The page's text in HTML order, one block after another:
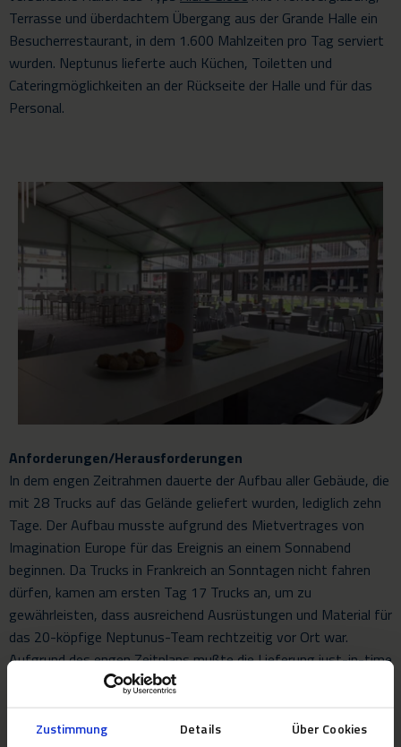
Zustimmung Details Über Cookies
Terrasse und überdachtem Übergang aus der Grande Halle ein
Besucherrestaurant, in dem 1.600 Mahlzeiten pro Tag serviert
wurden. Neptunus lieferte auch Küchen, Toiletten und
Cateringmöglichkeiten an der Rückseite der Halle und für das
Personal.
Anforderungen/Herausforderungen
In dem engen Zeitrahmen dauerte der Aufbau aller Gebäude, die
mit 28 Trucks auf das Gelände geliefert wurden, lediglich zehn
Tage. Der Aufbau musste aufgrund des Mietvertrages von
Imagination Europe für das Ereignis an einem Sonnabend
beginnen. Da Trucks in Frankreich an Sonntagen nicht fahren
dürfen, kamen am ersten Tag 17 Trucks an, um zu
gewährleisten, dass ausreichend Ausrüstungen und Material für
das 20-köpfige Neptunus-Team rechtzeitig vor Ort war.
Aufgrund des engen Zeitplans mußte die Lieferung just-in-time
erfolgen, damit die anderen Gewerke genug Zeit für den
Innenausbau hatten.